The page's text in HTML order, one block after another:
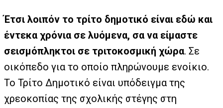
Έτσι λοιπόν το τρίτο δημοτικό είναι εδώ και
έντεκα χρόνια σε λυόμενα, σα να είμαστε
σεισμόπληκτοι σε τριτοκοσμική χώρα. Σε
οικόπεδο για το οποίο πληρώνουμε ενοίκιο.
Το Τρίτο Δημοτικό είναι υπόδειγμα της
χρεοκοπίας της σχολικής στέγης στη